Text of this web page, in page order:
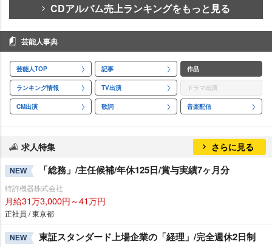
CDアルバム売上ランキングをもっと見る
芸能人事典
芸能人TOP 記事 作品
ランキング情報 TV出演 ドラマ出演
CM出演 歌詞 音楽配信
求人特集 さらに見る
NEW 「総務」/主任候補/年休125日/賞与実績7ヶ月分
特許機器株式会社
月給31万3,000円～41万円
正社員 / 東京都
NEW 東証スタンダード上場企業の「経理」/完全週休2日制